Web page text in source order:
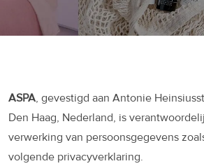
ASPA, gevestigd aan Antonie
Den Haag, Nederland, is
verwerking van persoonsgegevens
volgende privacyverklaring.